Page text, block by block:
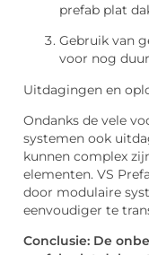
prefab plat
Gebruik van
voor nog
Uitdagingen en
Ondanks de vele
systemen ook
kunnen complex
elementen. VS
door modulaire
eenvoudiger te
Conclusie: De